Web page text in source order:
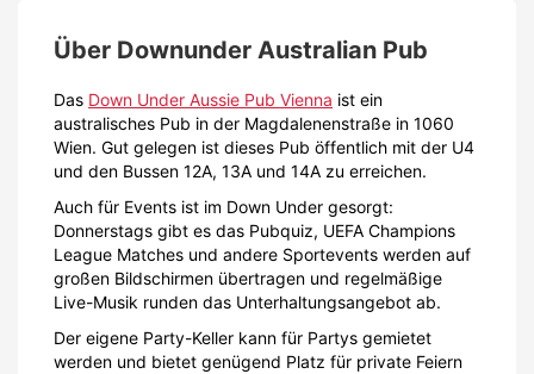
Über Downunder Australian Pub
Das Down Under Aussie Pub Vienna ist ein
australisches Pub in der Magdalenenstraße in 1060
Wien. Gut gelegen ist dieses Pub öffentlich mit der U4
und den Bussen 12A, 13A und 14A zu erreichen.
Auch für Events ist im Down Under gesorgt:
Donnerstags gibt es das Pubquiz, UEFA Champions
League Matches und andere Sportevents werden auf
großen Bildschirmen übertragen und regelmäßige
Live-Musik runden das Unterhaltungsangebot ab.
Der eigene Party-Keller kann für Partys gemietet
werden und bietet genügend Platz für private Feiern